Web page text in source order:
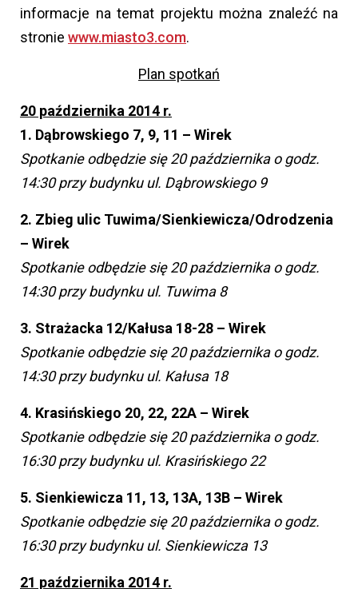
informacje na temat projektu można znaleźć na
stronie www.miasto3.com.
Plan spotkań
20 października 2014 r.
1. Dąbrowskiego 7, 9, 11 – Wirek
Spotkanie odbędzie się 20 października o godz.
14:30 przy budynku ul. Dąbrowskiego 9
2. Zbieg ulic Tuwima/Sienkiewicza/Odrodzenia
– Wirek
Spotkanie odbędzie się 20 października o godz.
14:30 przy budynku ul. Tuwima 8
3. Strażacka 12/Kałusa 18-28 – Wirek
Spotkanie odbędzie się 20 października o godz.
14:30 przy budynku ul. Kałusa 18
4. Krasińskiego 20, 22, 22A – Wirek
Spotkanie odbędzie się 20 października o godz.
16:30 przy budynku ul. Krasińskiego 22
5. Sienkiewicza 11, 13, 13A, 13B – Wirek
Spotkanie odbędzie się 20 października o godz.
16:30 przy budynku ul. Sienkiewicza 13
21 października 2014 r.